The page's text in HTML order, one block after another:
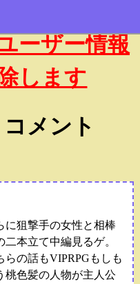
ーザー情報
します
コメント
に狙撃手の女性と相棒
本立て中編見るゲ。
らの話もVIPRPGもしも
桃色髪の人物が主人公